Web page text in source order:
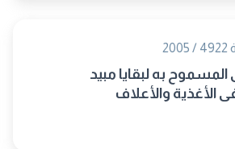
المسموح به لبقايا مبيد
الأغذية والأعلاف